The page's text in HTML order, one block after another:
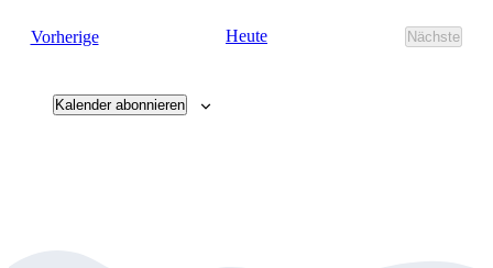
VorherigeVeranstaltungen Heute
Nächste
Kalender abonnieren